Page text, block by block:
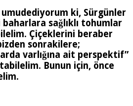
ki, Sürgünler
sağlıklı tohumlar
Çiçeklerini beraber
sonrakilere;
varlığına ait perspektif”
Bunun için, önce